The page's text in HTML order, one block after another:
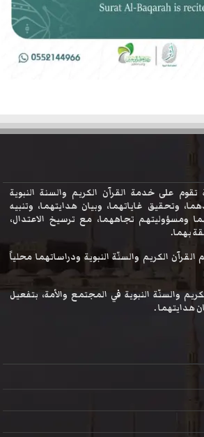
على خدمة القرآن الكريم والسنة النبوية
وتحقيق غاياتهما، وبيان هدايتهما، وتنبيه
ومسؤوليتهم تجاههما، مع ترسيخ الاعتدال،
بهما.
القرآن الكريم والسنّة النبوية ودراساتهما محلياً
والسنّة النبوية في المجتمع والأمة، بتفعيل
هدايتهما .